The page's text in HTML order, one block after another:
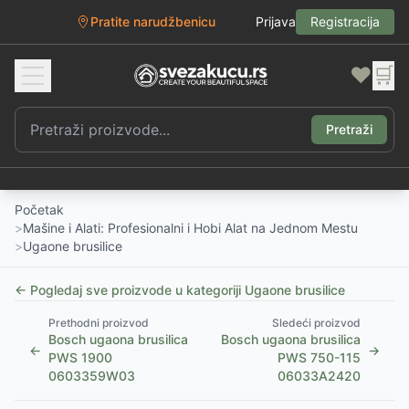
Pratite narudžbenicu Prijava Registracija
❤️ 🛒
Pretraži
Početak
>Mašine i Alati: Profesionalni i Hobi Alat na Jednom Mestu
>Ugaone brusilice
← Pogledaj sve proizvode u kategoriji Ugaone brusilice
←
Prethodni proizvod
Bosch ugaona brusilica
PWS 1900
0603359W03
Sledeći proizvod
Bosch ugaona brusilica
PWS 750-115
06033A2420
→